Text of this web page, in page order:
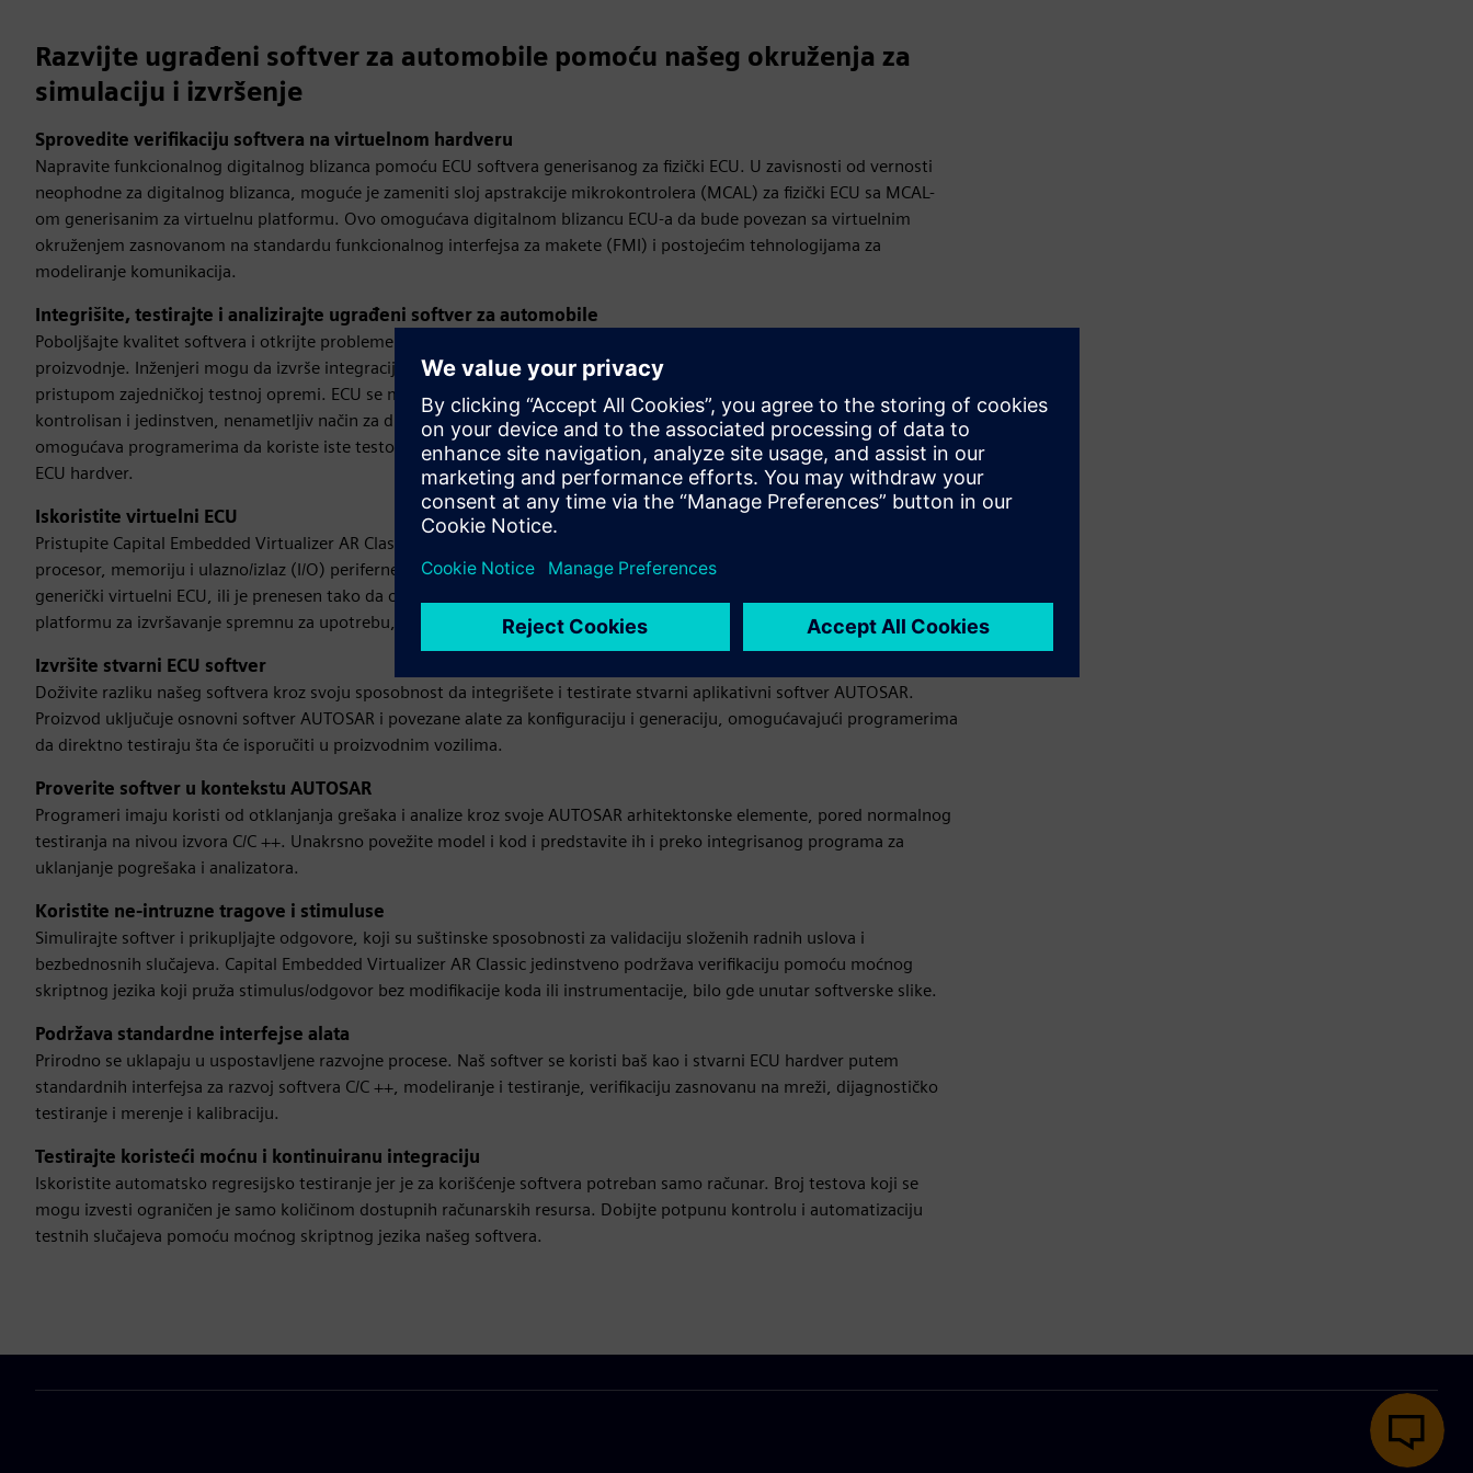
Razvijte ugrađeni softver za automobile pomoću našeg okruženja za
simulaciju i izvršenje
Sprovedite verifikaciju softvera na virtuelnom hardveru
Napravite funkcionalnog digitalnog blizanca pomoću ECU softvera generisanog za fizički ECU. U zavisnosti od vernosti
neophodne za digitalnog blizanca, moguće je zameniti sloj apstrakcije mikrokontrolera (MCAL) za fizički ECU sa MCAL-
om generisanim za virtuelnu platformu. Ovo omogućava digitalnom blizancu ECU-a da bude povezan sa virtuelnim
okruženjem zasnovanom na standardu funkcionalnog interfejsa za makete (FMI) i postojećim tehnologijama za
modeliranje komunikacija.
Integrišite, testirajte i analizirajte ugrađeni softver za automobile
Poboljšajte kvalitet softvera i otkrijte probleme sa implementacijom ranije u procesu razvoja kako ne bi uticali na početak
proizvodnje. Inženjeri mogu da izvrše integraciju i testiranje softvera na računaru bez potrebe za ECU hardverom ili
pristupom zajedničkoj testnoj opremi. ECU se može simulirati omogućavajući da se softverski testovi izvode na
kontrolisan i jedinstven, nenametljiv način za duboku analizu. Podržani su standardni interfejsi alata u industriji. Ovo
omogućava programerima da koriste iste testove i modele koje koriste za validaciju softvera kada je dostupan stvarni
ECU hardver.
Iskoristite virtuelni ECU
Pristupite Capital Embedded Virtualizer AR Classic Virtual ECU, simulacionom modelu ciljnog ECU hardvera, uključujući
procesor, memoriju i ulazno/izlaz (I/O) periferne uređaje. Naš softver je prenesen na virtuelni ECU i dostupan je za
generički virtuelni ECU, ili je prenesen tako da odgovara specifičnom modelu i integrisan u okruženje, pružajući
platformu za izvršavanje spremnu za upotrebu, usklađenu sa AutoSAR-om.
Izvršite stvarni ECU softver
Doživite razliku našeg softvera kroz svoju sposobnost da integrišete i testirate stvarni aplikativni softver AUTOSAR.
Proizvod uključuje osnovni softver AUTOSAR i povezane alate za konfiguraciju i generaciju, omogućavajući programerima
da direktno testiraju šta će isporučiti u proizvodnim vozilima.
Proverite softver u kontekstu AUTOSAR
Programeri imaju koristi od otklanjanja grešaka i analize kroz svoje AUTOSAR arhitektonske elemente, pored normalnog
testiranja na nivou izvora C/C ++. Unakrsno povežite model i kod i predstavite ih i preko integrisanog programa za
uklanjanje pogrešaka i analizatora.
Koristite ne-intruzne tragove i stimuluse
Simulirajte softver i prikupljajte odgovore, koji su suštinske sposobnosti za validaciju složenih radnih uslova i
bezbednosnih slučajeva. Capital Embedded Virtualizer AR Classic jedinstveno podržava verifikaciju pomoću moćnog
skriptnog jezika koji pruža stimulus/odgovor bez modifikacije koda ili instrumentacije, bilo gde unutar softverske slike.
Podržava standardne interfejse alata
Prirodno se uklapaju u uspostavljene razvojne procese. Naš softver se koristi baš kao i stvarni ECU hardver putem
standardnih interfejsa za razvoj softvera C/C ++, modeliranje i testiranje, verifikaciju zasnovanu na mreži, dijagnostičko
testiranje i merenje i kalibraciju.
Testirajte koristeći moćnu i kontinuiranu integraciju
Iskoristite automatsko regresijsko testiranje jer je za korišćenje softvera potreban samo računar. Broj testova koji se
mogu izvesti ograničen je samo količinom dostupnih računarskih resursa. Dobijte potpunu kontrolu i automatizaciju
testnih slučajeva pomoću moćnog skriptnog jezika našeg softvera.